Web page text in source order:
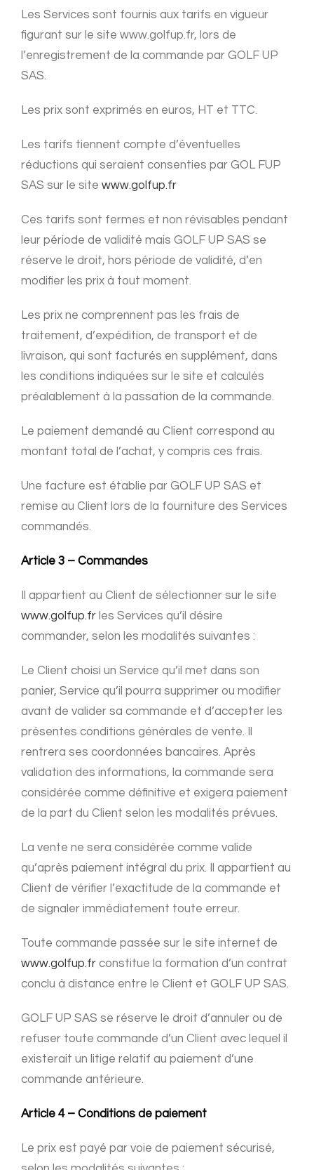
Les Services sont fournis aux tarifs en vigueur
figurant sur le site www.golfup.fr, lors de
l’enregistrement de la commande par GOLF UP
SAS.
Les prix sont exprimés en euros, HT et TTC.
Les tarifs tiennent compte d’éventuelles
réductions qui seraient consenties par GOL FUP
SAS sur le site www.golfup.fr
Ces tarifs sont fermes et non révisables pendant
leur période de validité mais GOLF UP SAS se
réserve le droit, hors période de validité, d’en
modifier les prix à tout moment.
Les prix ne comprennent pas les frais de
traitement, d’expédition, de transport et de
livraison, qui sont facturés en supplément, dans
les conditions indiquées sur le site et calculés
préalablement à la passation de la commande.
Le paiement demandé au Client correspond au
montant total de l’achat, y compris ces frais.
Une facture est établie par GOLF UP SAS et
remise au Client lors de la fourniture des Services
commandés.
Article 3 – Commandes
Il appartient au Client de sélectionner sur le site
www.golfup.fr les Services qu’il désire
commander, selon les modalités suivantes :
Le Client choisi un Service qu’il met dans son
panier, Service qu’il pourra supprimer ou modifier
avant de valider sa commande et d’accepter les
présentes conditions générales de vente. Il
rentrera ses coordonnées bancaires. Après
validation des informations, la commande sera
considérée comme définitive et exigera paiement
de la part du Client selon les modalités prévues.
La vente ne sera considérée comme valide
qu’après paiement intégral du prix. Il appartient au
Client de vérifier l’exactitude de la commande et
de signaler immédiatement toute erreur.
Toute commande passée sur le site internet de
www.golfup.fr constitue la formation d’un contrat
conclu à distance entre le Client et GOLF UP SAS.
GOLF UP SAS se réserve le droit d’annuler ou de
refuser toute commande d’un Client avec lequel il
existerait un litige relatif au paiement d’une
commande antérieure.
Article 4 – Conditions de paiement
Le prix est payé par voie de paiement sécurisé,